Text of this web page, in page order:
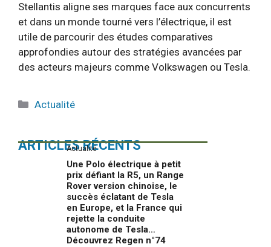
Stellantis aligne ses marques face aux concurrents
et dans un monde tourné vers l’électrique, il est
utile de parcourir des études comparatives
approfondies autour des stratégies avancées par
des acteurs majeurs comme Volkswagen ou Tesla.
Catégories
Actualité
ARTICLES RÉCENTS
Actualité
Une Polo électrique à petit
prix défiant la R5, un Range
Rover version chinoise, le
succès éclatant de Tesla
en Europe, et la France qui
rejette la conduite
autonome de Tesla…
Découvrez Regen n°74